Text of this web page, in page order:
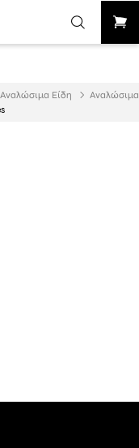
Αναλώσιμα Είδη
Aναλώσιμα